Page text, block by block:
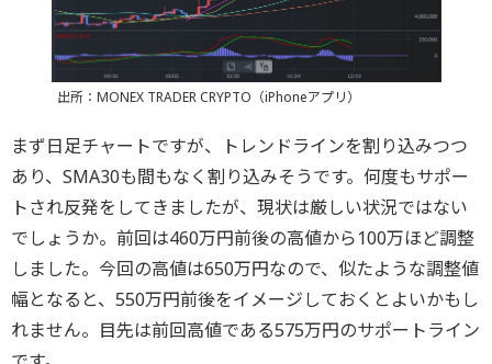
出所：MONEX TRADER CRYPTO（iPhoneアプリ）
まず日足チャートですが、トレンドラインを割り込みつつ
あり、SMA30も間もなく割り込みそうです。何度もサポー
トされ反発をしてきましたが、現状は厳しい状況ではない
でしょうか。前回は460万円前後の高値から100万ほど調整
しました。今回の高値は650万円なので、似たような調整値
幅となると、550万円前後をイメージしておくとよいかもし
れません。目先は前回高値である575万円のサポートライン